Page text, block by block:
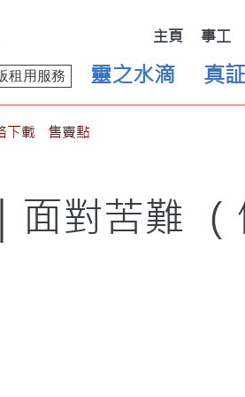
主頁 事工
靈之水滴
租用服務 真
下載 售賣點
面對苦難 （